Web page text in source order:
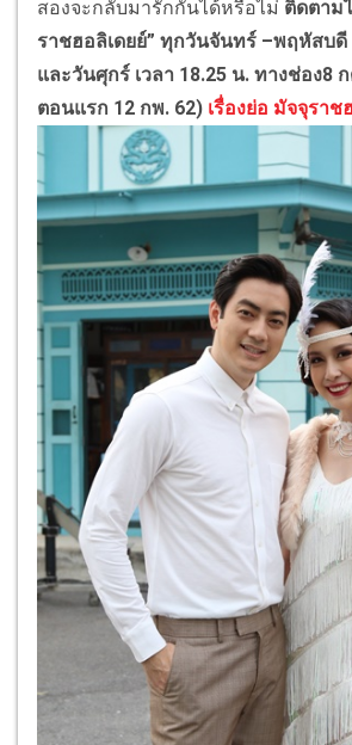
สองจะกลับมารักกันได้หรือไม่ ติดตาม
ราชฮอลิเดยย์” ทุกวันจันทร์ –พฤหัสบดี
และวันศุกร์ เวลา 18.25 น. ทางช่อง8
ตอนแรก 12 กพ. 62) เรื่องย่อ มัจจุราช